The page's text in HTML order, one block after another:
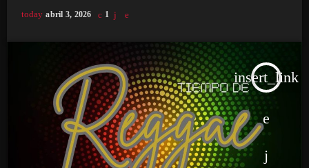
today abril 3, 2026 1
insert_link